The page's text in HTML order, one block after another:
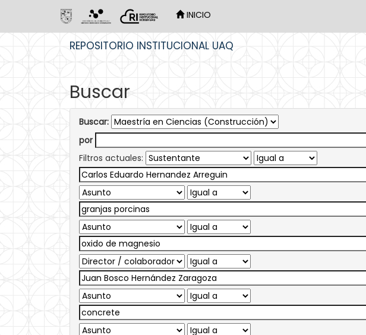
INICIO
REPOSITORIO INSTITUCIONAL UAQ
Buscar
Buscar:
por
Filtros actuales: